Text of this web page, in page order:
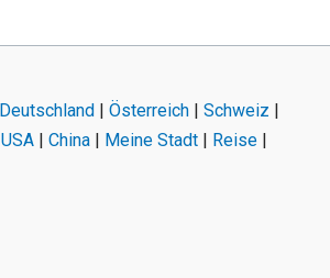
Deutschland Österreich| Schweiz
USA| China| Meine Stadt| Reise|